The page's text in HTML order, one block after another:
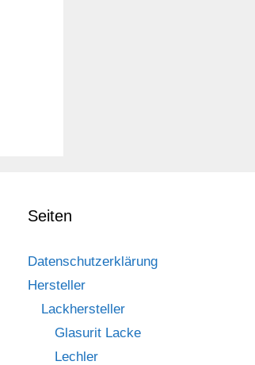
Seiten
Datenschutzerklärung
Hersteller
Lackhersteller
Glasurit Lacke
Lechler